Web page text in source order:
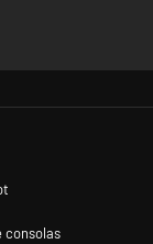
consolas